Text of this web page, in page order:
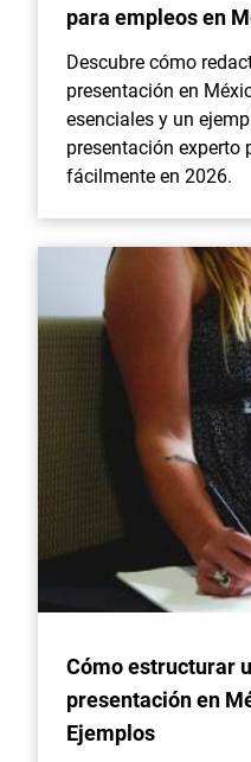
para empleos en
Descubre cómo
presentación en
esenciales y un
presentación experto
fácilmente en 2026.
Cómo estructurar
presentación en
Ejemplos